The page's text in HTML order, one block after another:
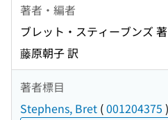
著者・編者
ブレット・スティーブンズ 著
藤原朝子 訳
著者標目
Stephens, Bret (001204375 )